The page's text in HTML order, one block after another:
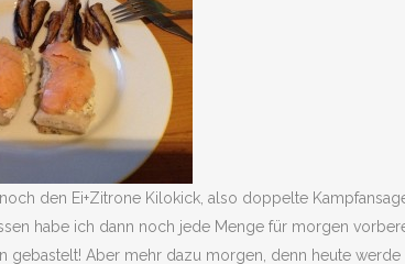
den Ei+Zitrone Kilokick, also doppelte
habe ich dann noch jede Menge für morgen
gebastelt! Aber mehr dazu morgen, denn heute